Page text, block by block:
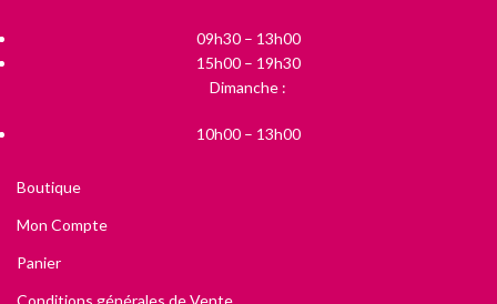
09h30 – 13h00
15h00 – 19h30
Dimanche :
10h00 – 13h00
Boutique
Mon Compte
Panier
Conditions générales de Vente